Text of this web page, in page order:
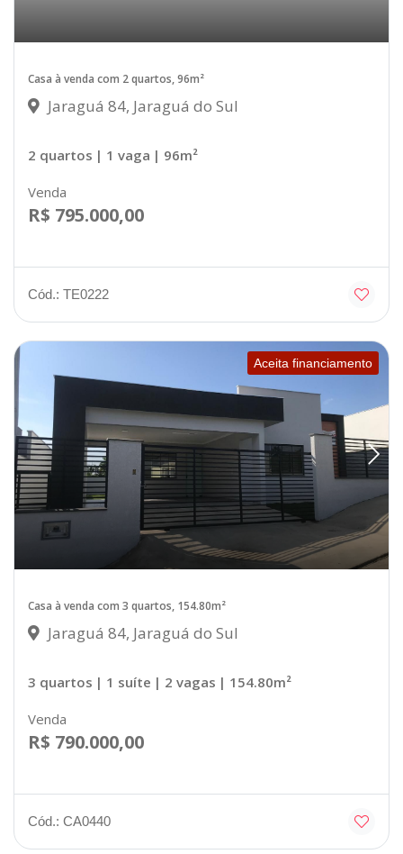
Casa à venda com 2 quartos, 96m²
Jaraguá 84, Jaraguá do Sul
2 quartos | 1 vaga | 96m²
Venda
R$ 795.000,00
Cód.: TE0222
Aceita financiamento
Casa à venda com 3 quartos, 154.80m²
Jaraguá 84, Jaraguá do Sul
3 quartos | 1 suíte | 2 vagas | 154.80m²
Venda
R$ 790.000,00
Cód.: CA0440